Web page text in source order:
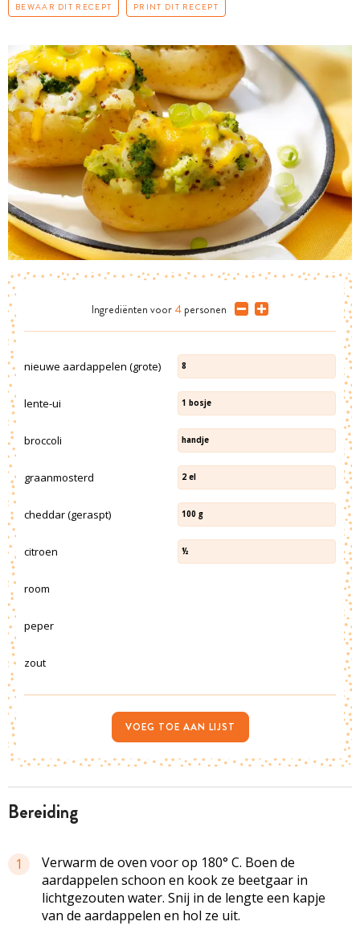
BEWAAR DIT RECEPT PRINT DIT RECEPT
bereiding
1
Verwarm de oven voor op 180° C. Boen de
aardappelen schoon en kook ze beetgaar in
lichtgezouten water. Snij in de lengte een kapje
van de aardappelen en hol ze uit.
Ingrediënten voor 4 personen
nieuwe aardappelen (grote) 8
lente-ui 1 bosje
broccoli handje
graanmosterd 2 el
cheddar (geraspt) 100 g
citroen ½
room
peper
zout
VOEG TOE AAN LIJST